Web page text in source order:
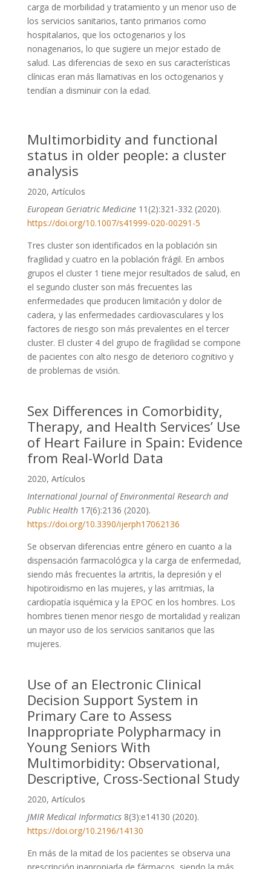
carga de morbilidad y tratamiento y un menor uso de
los servicios sanitarios, tanto primarios como
hospitalarios, que los octogenarios y los
nonagenarios, lo que sugiere un mejor estado de
salud. Las diferencias de sexo en sus características
clínicas eran más llamativas en los octogenarios y
tendían a disminuir con la edad.
Multimorbidity and functional
status in older people: a cluster
analysis
2020, Artículos
European Geriatric Medicine11(2):321-332 (2020).
https://doi.org/10.1007/s41999-020-00291-5
Tres cluster son identificados en la población sin
fragilidad y cuatro en la población frágil. En ambos
grupos el cluster 1 tiene mejor resultados de salud, en
el segundo cluster son más frecuentes las
enfermedades que producen limitación y dolor de
cadera, y las enfermedades cardiovasculares y los
factores de riesgo son más prevalentes en el tercer
cluster. El cluster 4 del grupo de fragilidad se compone
de pacientes con alto riesgo de deterioro cognitivo y
de problemas de visión.
Sex Differences in Comorbidity,
Therapy, and Health Services’ Use
of Heart Failure in Spain: Evidence
from Real-World Data
2020, Artículos
International Journal of Environmental Research and
Public Health17(6):2136 (2020).
https://doi.org/10.3390/ijerph17062136
Se observan diferencias entre género en cuanto a la
dispensación farmacológica y la carga de enfermedad,
siendo más frecuentes la artritis, la depresión y el
hipotiroidismo en las mujeres, y las arritmias, la
cardiopatía isquémica y la EPOC en los hombres. Los
hombres tienen menor riesgo de mortalidad y realizan
un mayor uso de los servicios sanitarios que las
mujeres.
Use of an Electronic Clinical
Decision Support System in
Primary Care to Assess
Inappropriate Polypharmacy in
Young Seniors With
Multimorbidity: Observational,
Descriptive, Cross-Sectional Study
2020, Artículos
JMIR Medical Informatics8(3):e14130 (2020).
https://doi.org/10.2196/14130
En más de la mitad de los pacientes se observa una